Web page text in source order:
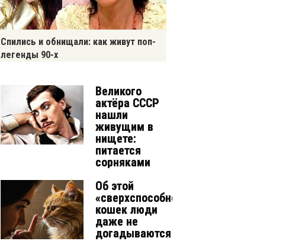
Спились и обнищали: как живут поп-
легенды 90-х
Великого
актёра СССР
нашли
живущим в
нищете:
питается
сорняками
Об этой
«сверхспособности»
кошек люди
даже не
догадываются